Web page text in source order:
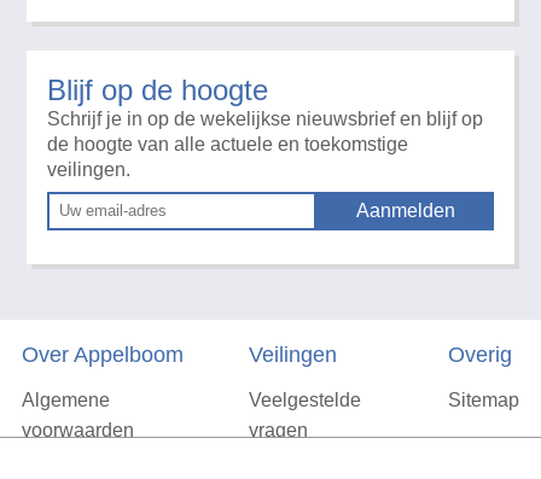
Blijf op de hoogte
Schrijf je in op de wekelijkse nieuwsbrief en blijf op
de hoogte van alle actuele en toekomstige
veilingen.
Over Appelboom
Algemene
voorwaarden
Veilingen
Veelgestelde
vragen
Overig
Sitemap